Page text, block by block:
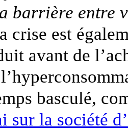
barrière entre
crise est
avant de
basculé,
sur la société